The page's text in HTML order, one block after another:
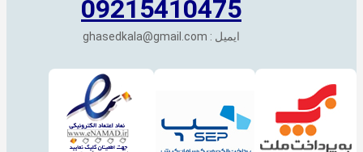
09215410475
ایمیل : ghasedkala@gmail.com